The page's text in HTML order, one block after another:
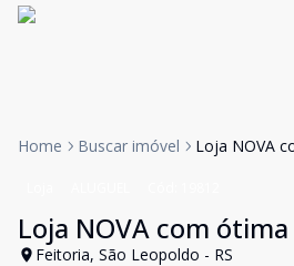
Home Buscar imóvel Loja NOVA
Loja NOVA com
Feitoria, São Leopoldo - RS